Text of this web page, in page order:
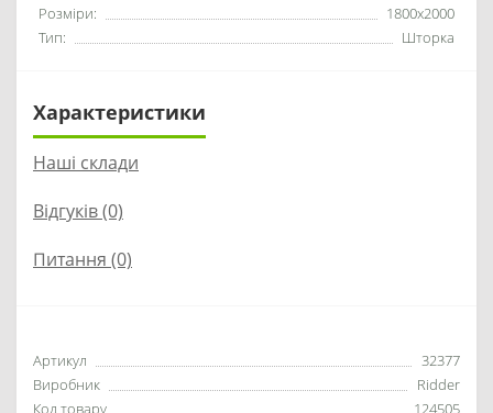
Розміри:
1800x2000
Тип:
Шторка
Характеристики
Наші склади
Відгуків (0)
Питання (0)
Артикул
32377
Виробник
Ridder
Код товару
124505